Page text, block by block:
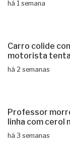
há 1 semana
Carro colide
motorista
há 2 semanas
Professor
linha com cerol
há 3 semanas